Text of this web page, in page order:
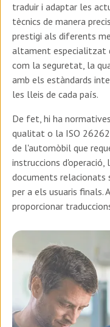
traduir i adaptar les
tècnics de manera
prestigi als diferents
altament especialitzat
com la seguretat, la
amb els estàndards
les lleis de cada país.
De fet, hi ha
qualitat o la ISO
de l'automòbil que
instruccions
documents relacionats
per a els usuaris finals.
proporcionar